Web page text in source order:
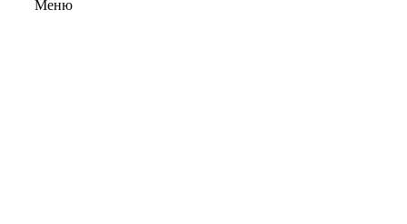
Меню